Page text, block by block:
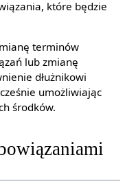
które będzie
terminów
lub zmianę
dłużnikowi
umożliwiając
środków.